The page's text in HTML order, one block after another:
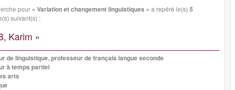
pour « Variation et changement linguistiques » a repéré le(s) 5
suivant(s) :
Karim »
de linguistique, professeur de français langue seconde
à temps partiel
arts